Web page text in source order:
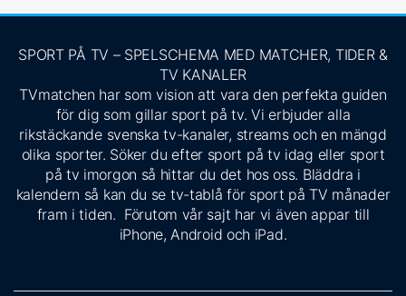
SPORT PÅ TV – SPELSCHEMA MED MATCHER, TIDER &
TV KANALER
TVmatchen har som vision att vara den perfekta guiden
för dig som gillar sport på tv. Vi erbjuder alla
rikstäckande svenska tv-kanaler, streams och en mängd
olika sporter. Söker du efter sport på tv idag eller sport
på tv imorgon så hittar du det hos oss. Bläddra i
kalendern så kan du se tv-tablå för sport på TV månader
fram i tiden. Förutom vår sajt har vi även appar till
iPhone, Android och iPad.